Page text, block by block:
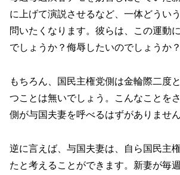
に上げて演説させるなど、一体どうい
問いたくなります。彼らは、この運動
でしょうか？侮辱したいのでしょうか？
もちろん、国民主権党側は金輪際二度
つことは無いでしょう。こんなことを
側が与国夫妻を呼べるはずがありません
逆に言えば、与国夫妻は、自ら国民主
たと考えることができます。新妻が毎